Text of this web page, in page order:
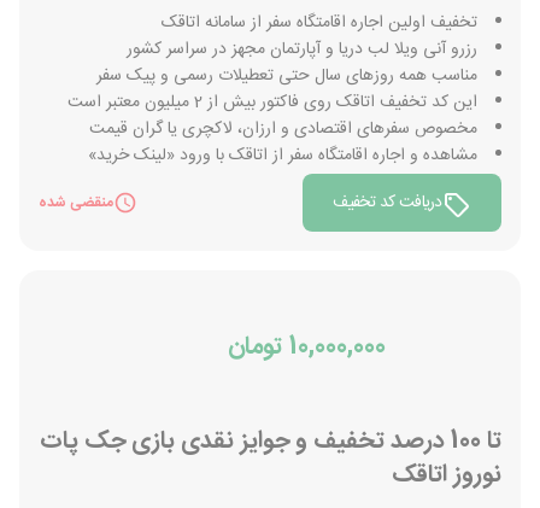
تخفیف اولین اجاره اقامتگاه سفر از سامانه اتاقک
رزرو آنی ویلا لب دریا و آپارتمان مجهز در سراسر کشور
مناسب همه روزهای سال حتی تعطیلات رسمی و پیک سفر
این کد تخفیف اتاقک روی فاکتور بیش از 2 میلیون معتبر است
مخصوص سفرهای اقتصادی و ارزان، لاکچری یا گران قیمت
مشاهده و اجاره اقامتگاه سفر از اتاقک با ورود «لینک خرید»
دریافت کد تخفیف
منقضی شده
10,000,000 تومان
تا 100 درصد تخفیف و جوایز نقدی بازی جک پات
نوروز اتاقک